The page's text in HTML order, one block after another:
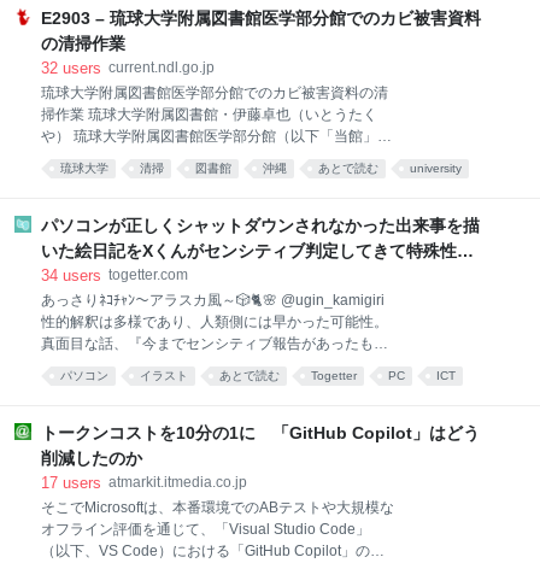
味、嗜好［しこう］などが一
2026-08-03 21:23:27 岡﨑 晴輝 @seikiokazaki 1968年
生／茨城県出身／政治学者／博士（学術）／九州大学
大学院法学研究院教授・放送大学客員教授／九州大学
合中央執行委員／いのち支える自殺対策推進センター
監事／このアカウントにおける発言内容は私個人の見
解であり、所属機関・所属団体とは一切関係ありませ
ん。 aktiv.sakura.ne.jp
E2903 – 琉球大学附属図書館医学部分館でのカビ被害資料
の清掃作業
32 users current.ndl.go.jp
琉球大学附属図書館医学部分館でのカビ被害資料の清
掃作業 琉球大学附属図書館・伊藤卓也（いとうたく
や） 琉球大学附属図書館医学部分館（以下「当館」）
は、2025年12月8日から2026年1月20日および2026年
4月15日から5月12日にかけて、館内書架エリアにおい
では、発生の経緯、清掃作業の概要、ならびに原因と
今後の対策について報告する。 ●発生の経緯 当館は、
本学医学部の西普天間キャンパス移転に伴い、新営さ
した図書館である。しかしながら、開館から半年ほど
経過した同年11月、書架に排架している資料の一部に
カビの発生が確認された。調査の結果、閲覧室の湿度
が平均75％を超える高湿度状態であったこと、閲覧室
琉球大学 清掃 図書館 沖縄 あとで読む university
パソコンが正しくシャットダウンされなかった出来事を描
いた絵日記をXくんがセンシティブ判定してきて特殊性癖
レベルが高すぎた
34 users togetter.com
あっさりﾈｺﾁｬﾝ～アラスカ風～🎲🐈🌸 @ugin_kamigiri
性的解釈は多様であり、人類側には早かった可能性。
真面目な話、『今までセンシティブ報告があったもの
を統計的に見て、それの特徴に近いから』辺りじゃな
いかと思います。ちゃんと違うことを伝えておくと、
x.com/Catamari_va/st… 2026-07-31 08:12:15
パソコン イラスト あとで読む Togetter PC ICT
トークンコストを10分の1に 「GitHub Copilot」はどう
削減したのか
17 users atmarkit.itmedia.co.jp
そこでMicrosoftは、本番環境でのABテストや大規模な
オフライン評価を通じて、「Visual Studio Code」
（以下、VS Code）における「GitHub Copilot」の継